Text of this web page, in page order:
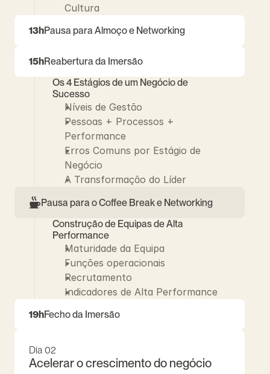
Cultura
Pausa para Almoço e Networking
13h
Reabertura da Imersão
15h
Os 4 Estágios de um Negócio de
Sucesso
Níveis de Gestão
Pessoas + Processos +
Performance
Erros Comuns por Estágio de
Negócio
A Transformação do Líder
Pausa para o Coffee Break e Networking
Construção de Equipas de Alta
Performance
Maturidade da Equipa
Funções operacionais
Recrutamento
Indicadores de Alta Performance
Fecho da Imersão
19h
Dia 02
Acelerar o crescimento do negócio